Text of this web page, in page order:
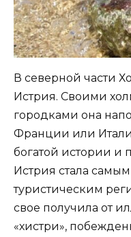
В северной части
Истрия. Своими
городками она
Франции или
богатой истории и
Истрия стала
туристическим
свое получила от
«хистри»,